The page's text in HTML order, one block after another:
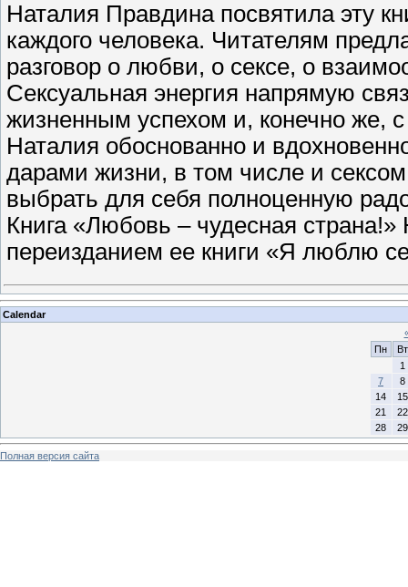
Наталия Правдина посвятила эту
каждого человека. Читателям
разговор о любви, о сексе, о
Сексуальная энергия напрямую
жизненным успехом и, конечно же,
Наталия обоснованно и
дарами жизни, в том числе и
выбрать для себя полноценную
Книга «Любовь – чудесная
переизданием ее книги «Я люблю
Calendar
Пн
Вт
1
7
8
14
15
21
22
28
29
Полная версия сайта